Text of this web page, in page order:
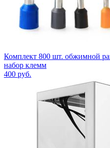
Комплект 800 шт. обжимной
набор клемм
400 руб.